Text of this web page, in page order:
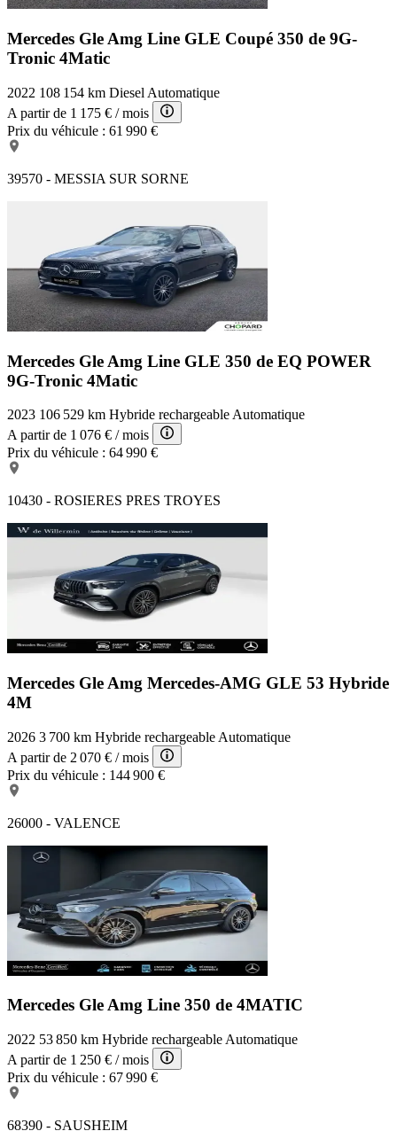
Mercedes Gle Amg Line GLE Coupé 350 de 9G-
Tronic 4Matic
2022 108 154 km Diesel Automatique
A partir de 1 175 € / mois
Prix du véhicule : 61 990 €
39570 - MESSIA SUR SORNE
Mercedes Gle Amg Line GLE 350 de EQ POWER
9G-Tronic 4Matic
2023 106 529 km Hybride rechargeable Automatique
A partir de 1 076 € / mois
Prix du véhicule : 64 990 €
10430 - ROSIERES PRES TROYES
Mercedes Gle Amg Mercedes-AMG GLE 53 Hybride
4M
2026 3 700 km Hybride rechargeable Automatique
A partir de 2 070 € / mois
Prix du véhicule : 144 900 €
26000 - VALENCE
Mercedes Gle Amg Line 350 de 4MATIC
2022 53 850 km Hybride rechargeable Automatique
A partir de 1 250 € / mois
Prix du véhicule : 67 990 €
68390 - SAUSHEIM